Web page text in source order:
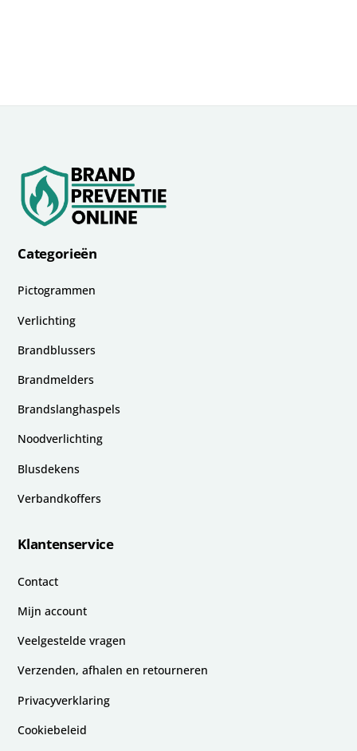
Categorieën
Pictogrammen
Verlichting
Brandblussers
Brandmelders
Brandslanghaspels
Noodverlichting
Blusdekens
Verbandkoffers
Klantenservice
Contact
Mijn account
Veelgestelde vragen
Verzenden, afhalen en retourneren
Privacyverklaring
Cookiebeleid